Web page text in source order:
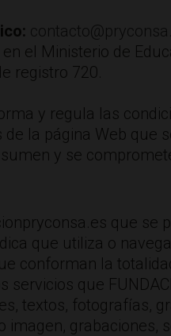
el Ministerio de
registro 720.
y regula las
la página Web que
y se
que
que utiliza o
conforman la
que
textos, fotografías,
imagen, grabaciones,